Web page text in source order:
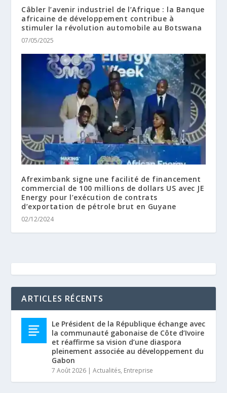
Câbler l’avenir industriel de l’Afrique : la Banque
africaine de développement contribue à
stimuler la révolution automobile au Botswana
07/05/2025
Afreximbank signe une facilité de financement
commercial de 100 millions de dollars US avec JE
Energy pour l’exécution de contrats
d’exportation de pétrole brut en Guyane
02/12/2024
ARTICLES RÉCENTS
Le Président de la République échange avec
la communauté gabonaise de Côte d’Ivoire
et réaffirme sa vision d’une diaspora
pleinement associée au développement du
Gabon
7 Août 2026 |Actualités, Entreprise